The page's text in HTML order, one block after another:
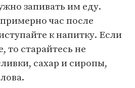
запивать им еду.
час после
к напитку. Если
то старайтесь не
сахар и сиропы,